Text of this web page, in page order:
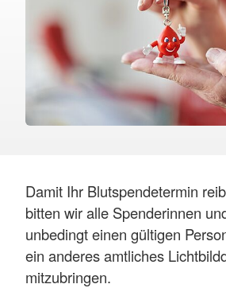
Damit Ihr Blutspendetermin
bitten wir alle Spenderinnen
unbedingt einen gültigen
ein anderes amtliches
mitzubringen.